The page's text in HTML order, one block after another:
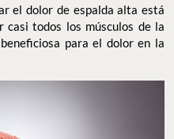
el dolor de espalda alta está
todos los músculos de la
para el dolor en la